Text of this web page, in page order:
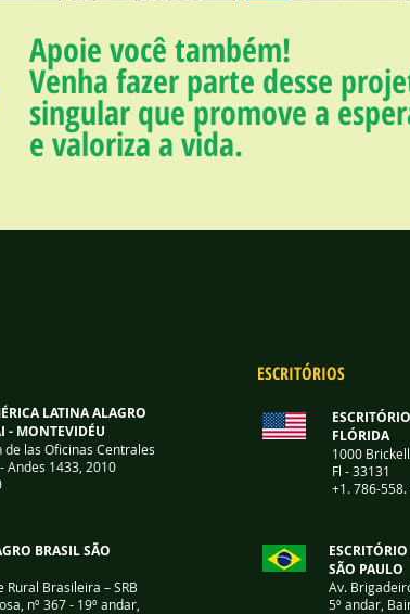
Apoie você também!
Venha fazer parte desse
singular que promove a
e valoriza a vida.
LATINA ALAGRO
- MONTEVIDÉU
de las Oficinas Centrales
Andes 1433, 2010
BRASIL SÃO
Rural Brasileira – SRB
nº 367 - 19º andar,
ESCRITÓRIOS
FLÓRIDA
1000
Fl - 33131
+1. 786-558.
SÃO PAULO
Av.
5º andar,